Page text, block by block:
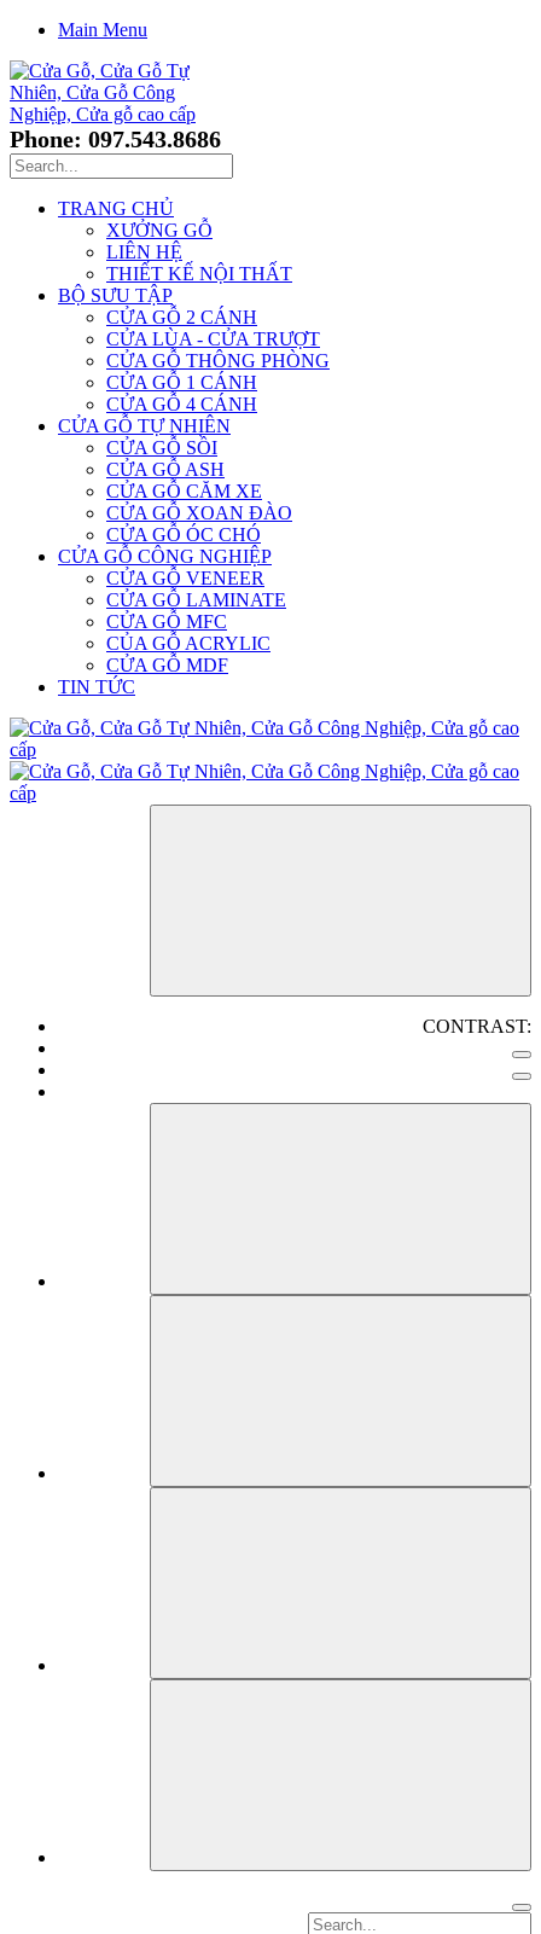
Main Menu
Phone: 097.543.8686
TRANG CHỦ
XƯỞNG GỖ
LIÊN HỆ
THIẾT KẾ NỘI THẤT
BỘ SƯU TẬP
CỬA GỖ 2 CÁNH
CỬA LÙA - CỬA TRƯỢT
CỬA GỖ THÔNG PHÒNG
CỬA GỖ 1 CÁNH
CỬA GỖ 4 CÁNH
CỬA GỖ TỰ NHIÊN
CỬA GỖ SỒI
CỬA GỖ ASH
CỬA GỖ CĂM XE
CỬA GỖ XOAN ĐÀO
CỬA GỖ ÓC CHÓ
CỬA GỖ CÔNG NGHIỆP
CỬA GỖ VENEER
CỬA GỖ LAMINATE
CỬA GỖ MFC
CỦA GỖ ACRYLIC
CỬA GỖ MDF
TIN TỨC
CONTRAST: